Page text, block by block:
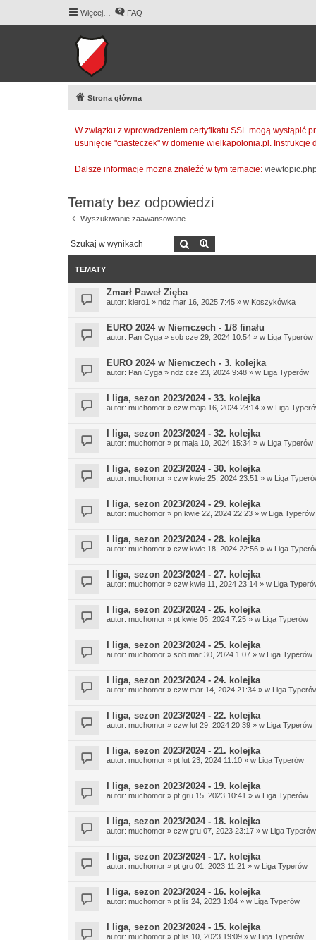
Więcej… FAQ
Strona główna
W związku z wprowadzeniem certyfikatu SSL mogą wystąpić
usunięcie "ciasteczek" w domenie wielkapolonia.pl.
Dalsze informacje można znaleźć w tym temacie:
Tematy bez odpowiedzi
Wyszukiwanie zaawansowane
Szukaj
TEMATY
Zmarł Paweł Zięba
autor: kiero1 » ndz mar 16, 2025 7:45 » w Koszykówka
EURO 2024 w Niemczech - 1/8 finału
autor: Pan Cyga » sob cze 29, 2024 10:54 » w Liga Typerów
EURO 2024 w Niemczech - 3. kolejka
autor: Pan Cyga » ndz cze 23, 2024 9:48 » w Liga Typerów
I liga, sezon 2023/2024 - 33. kolejka
autor: muchomor » czw maja 16, 2024 23:14 » w Liga
I liga, sezon 2023/2024 - 32. kolejka
autor: muchomor » pt maja 10, 2024 15:34 » w Liga Typerów
I liga, sezon 2023/2024 - 30. kolejka
autor: muchomor » czw kwie 25, 2024 23:51 » w Liga
I liga, sezon 2023/2024 - 29. kolejka
autor: muchomor » pn kwie 22, 2024 22:23 » w Liga Typerów
I liga, sezon 2023/2024 - 28. kolejka
autor: muchomor » czw kwie 18, 2024 22:56 » w Liga
I liga, sezon 2023/2024 - 27. kolejka
autor: muchomor » czw kwie 11, 2024 23:14 » w Liga
I liga, sezon 2023/2024 - 26. kolejka
autor: muchomor » pt kwie 05, 2024 7:25 » w Liga Typerów
I liga, sezon 2023/2024 - 25. kolejka
autor: muchomor » sob mar 30, 2024 1:07 » w Liga Typerów
I liga, sezon 2023/2024 - 24. kolejka
autor: muchomor » czw mar 14, 2024 21:34 » w Liga
I liga, sezon 2023/2024 - 22. kolejka
autor: muchomor » czw lut 29, 2024 20:39 » w Liga Typerów
I liga, sezon 2023/2024 - 21. kolejka
autor: muchomor » pt lut 23, 2024 11:10 » w Liga Typerów
I liga, sezon 2023/2024 - 19. kolejka
autor: muchomor » pt gru 15, 2023 10:41 » w Liga Typerów
I liga, sezon 2023/2024 - 18. kolejka
autor: muchomor » czw gru 07, 2023 23:17 » w Liga Typerów
I liga, sezon 2023/2024 - 17. kolejka
autor: muchomor » pt gru 01, 2023 11:21 » w Liga Typerów
I liga, sezon 2023/2024 - 16. kolejka
autor: muchomor » pt lis 24, 2023 1:04 » w Liga Typerów
I liga, sezon 2023/2024 - 15. kolejka
autor: muchomor » pt lis 10, 2023 19:09 » w Liga Typerów